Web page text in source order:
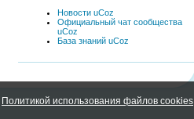
Новости uCoz
Официальный чат сообщества
uCoz
База знаний uCoz
Политикой использования файлов cookies